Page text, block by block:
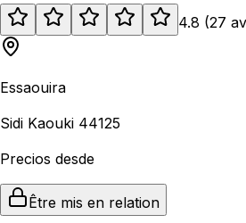
4.8 (27
Essaouira
Sidi Kaouki 44125
Precios desde
Être mis en relation